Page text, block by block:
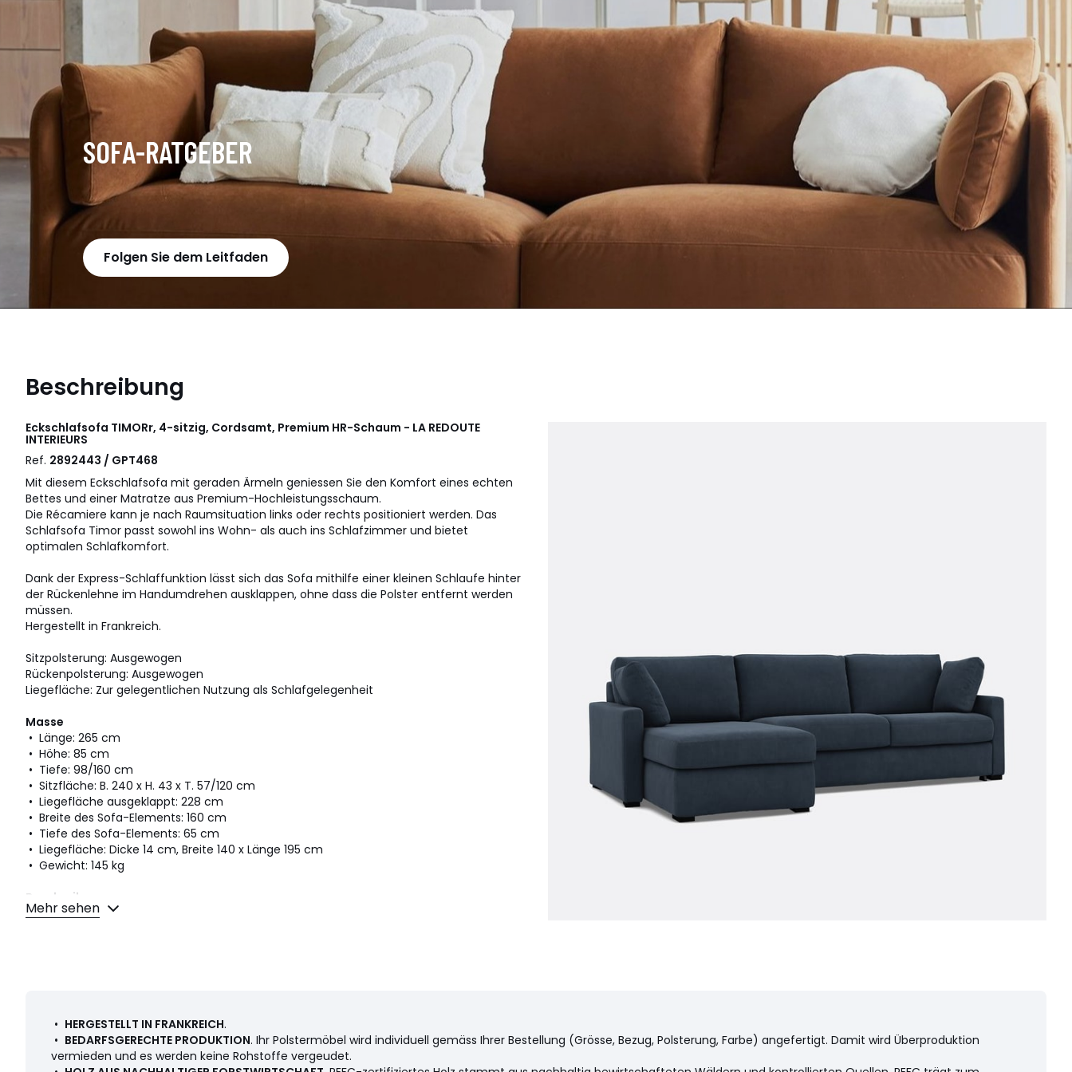
SOFA-RATGEBER
Folgen Sie dem Leitfaden
Beschreibung
Eckschlafsofa TIMORr, 4-sitzig, Cordsamt, Premium HR-Schaum - LA REDOUTE
INTERIEURS
Ref. 2892443 / GPT468
Mit diesem Eckschlafsofa mit geraden Ärmeln geniessen Sie den Komfort eines echten
Bettes und einer Matratze aus Premium-Hochleistungsschaum.
Die Récamiere kann je nach Raumsituation links oder rechts positioniert werden. Das
Schlafsofa Timor passt sowohl ins Wohn- als auch ins Schlafzimmer und bietet
optimalen Schlafkomfort.
Dank der Express-Schlaffunktion lässt sich das Sofa mithilfe einer kleinen Schlaufe hinter
der Rückenlehne im Handumdrehen ausklappen, ohne dass die Polster entfernt werden
müssen.
Hergestellt in Frankreich.
Sitzpolsterung: Ausgewogen
Rückenpolsterung: Ausgewogen
Liegefläche: Zur gelegentlichen Nutzung als Schlafgelegenheit
Masse
• Länge: 265 cm
• Höhe: 85 cm
• Tiefe: 98/160 cm
• Sitzfläche: B. 240 x H. 43 x T. 57/120 cm
• Liegefläche ausgeklappt: 228 cm
• Breite des Sofa-Elements: 160 cm
• Tiefe des Sofa-Elements: 65 cm
• Liegefläche: Dicke 14 cm, Breite 140 x Länge 195 cm
• Gewicht: 145 kg
Beschreibung
• Bezug: 92 % Polyester, 8 % Acryl 280 g/m2, Feinripp-Velours
• Höhe der Füsse: 3 cm
• Empfohlene Personenzahl für die Montage: 2
Mehr sehen
• HERGESTELLT IN FRANKREICH.
• BEDARFSGERECHTE PRODUKTION. Ihr Polstermöbel wird individuell gemäss Ihrer Bestellung (Grösse, Bezug, Polsterung, Farbe) angefertigt. Damit wird Überproduktion
vermieden und es werden keine Rohstoffe vergeudet.